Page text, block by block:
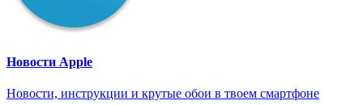
Новости Apple
Новости, инструкции и крутые обои в твоем смартфоне